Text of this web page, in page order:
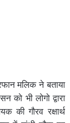
मलिक ने बताया
भी लोगो द्वारा
की गौरव रक्षार्थ